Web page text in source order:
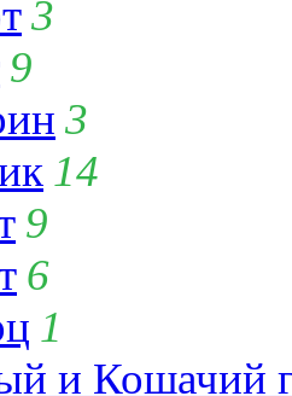
3
9
3
14
9
6
1
и Кошачий